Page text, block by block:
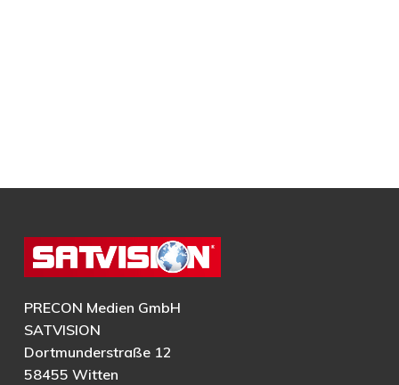
PRECON Medien GmbH
SATVISION
Dortmunderstraße 12
58455 Witten